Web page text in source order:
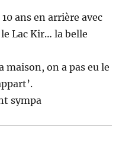
ans en arrière avec
Lac Kir… la belle
maison, on a pas eu le
sympa